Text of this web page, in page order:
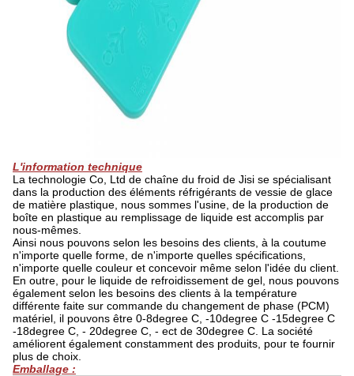
L'information technique
La technologie Co, Ltd de chaîne du froid de Jisi se spécialisant
dans la production des éléments réfrigérants de vessie de glace
de matière plastique, nous sommes l'usine, de la production de
boîte en plastique au remplissage de liquide est accomplis par
nous-mêmes.
Ainsi nous pouvons selon les besoins des clients, à la coutume
n'importe quelle forme, de n'importe quelles spécifications,
n'importe quelle couleur et concevoir même selon l'idée du client.
En outre, pour le liquide de refroidissement de gel, nous pouvons
également selon les besoins des clients à la température
différente faite sur commande du changement de phase (PCM)
matériel, il pouvons être 0-8degree C, -10degree C -15degree C
-18degree C, - 20degree C, - ect de 30degree C. La société
améliorent également constamment des produits, pour te fournir
plus de choix.
Emballage :